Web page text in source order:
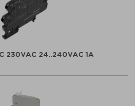
230VAC 24..240VAC 1A